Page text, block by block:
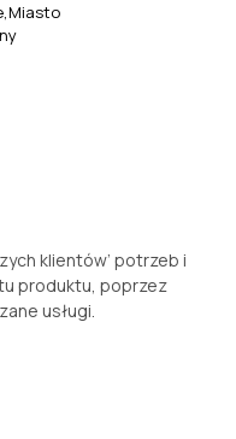
klientów’ potrzeb i
produktu, poprzez
usługi.